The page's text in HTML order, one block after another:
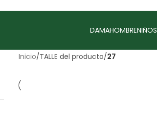
DAMAHOMBRENIÑOS
Inicio/TALLE del producto/27